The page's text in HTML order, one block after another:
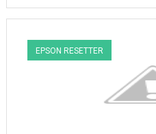
EPSON RESETTER